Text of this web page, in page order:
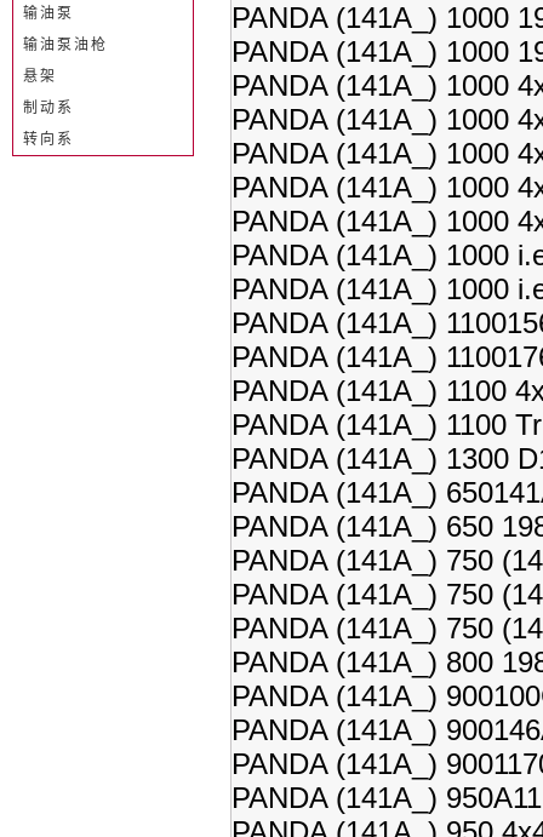
PANDA (141A_) 1000
PANDA (141A_) 1000
PANDA (141A_) 1000
PANDA (141A_) 1000
PANDA (141A_) 1000
PANDA (141A_) 1000
PANDA (141A_) 1000
PANDA (141A_) 1000
PANDA (141A_) 1000
PANDA (141A_)
PANDA (141A_)
PANDA (141A_) 1100
PANDA (141A_) 1100
PANDA (141A_) 1300
PANDA (141A_)
PANDA (141A_) 650
PANDA (141A_) 750
PANDA (141A_) 750
PANDA (141A_) 750
PANDA (141A_) 800
PANDA (141A_)
PANDA (141A_)
PANDA (141A_)
PANDA (141A_)
输油泵
输油泵油枪
悬架
制动系
转向系